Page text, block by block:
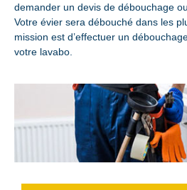
demander un devis de débouchage
Votre évier sera débouché dans les
mission est d’effectuer un
votre lavabo.